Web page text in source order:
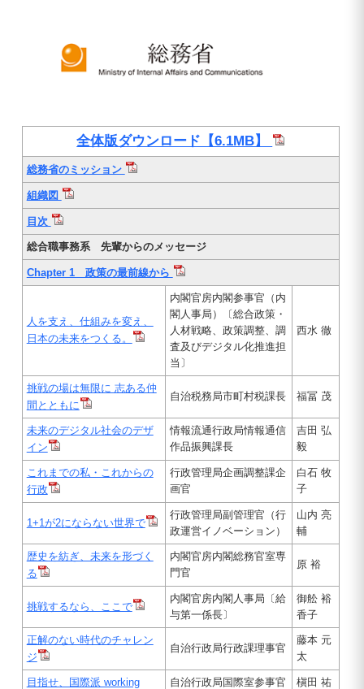
全体版ダウンロード【6.1MB】
総務省のミッション
組織図
目次
総合職事務系 先輩からのメッセージ
Chapter 1 政策の最前線から
人を支え、仕組みを変え、
日本の未来をつくる。
内閣官房内閣参事官（内
閣人事局）〔総合政策・
人材戦略、政策調整、調
査及びデジタル化推進担
当〕
西水 徹
挑戦の場は無限に 志ある仲
間とともに
自治税務局市町村税課長 福冨 茂
未来のデジタル社会のデザ
イン
情報流通行政局情報通信
作品振興課長
吉田 弘
毅
これまでの私・これからの
行政
行政管理局企画調整課企
画官
白石 牧
子
1+1が2にならない世界で
行政管理局副管理官（行
政運営イノベーション）
山内 亮
輔
歴史を紡ぎ、未来を形づく
る
内閣官房内閣総務官室専
門官
原 裕
挑戦するなら、ここで
内閣官房内閣人事局〔給
与第一係長〕
御舩 裕
香子
正解のない時代のチャレン
ジ
自治行政局行政課理事官
藤本 元
太
目指せ、国際派 working
自治行政局国際室参事官
槇田 祐